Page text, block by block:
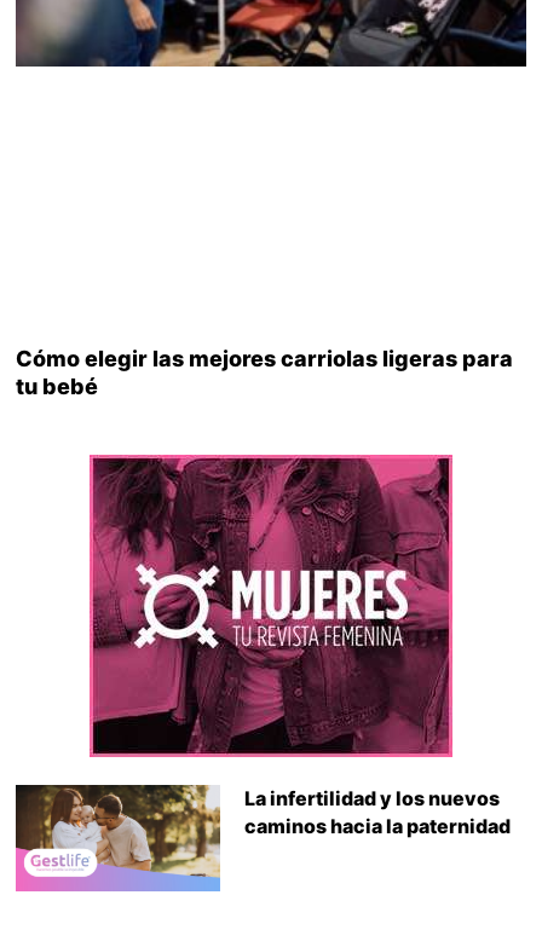
Cómo elegir las mejores carriolas ligeras para
tu bebé
La infertilidad y los nuevos
caminos hacia la paternidad